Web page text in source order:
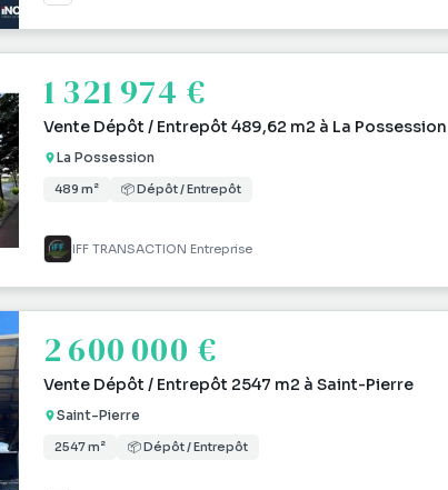
1 321 974 €
Vente Dépôt / Entrepôt 489,62 m2 à La Possession
La Possession
489 m² 📦 Dépôt / Entrepôt
IFF TRANSACTION Entreprise
2 600 000 €
Vente Dépôt / Entrepôt 2547 m2 à Saint-Pierre
Saint-Pierre
2547 m² 📦 Dépôt / Entrepôt